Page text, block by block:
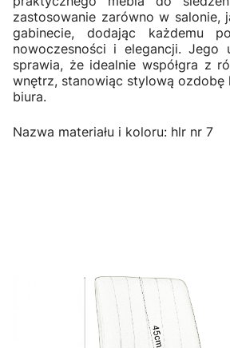
zastosowanie zarówno w salonie,
gabinecie, dodając każdemu
nowoczesności i elegancji. Jego
sprawia, że idealnie współgra z
wnętrz, stanowiąc stylową ozdobę
biura.
Nazwa materiału i koloru: hlr nr 7